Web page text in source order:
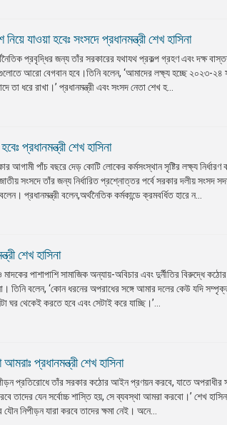
যাওয়া হবেঃ সংসদে প্রধানমন্ত্রী শেখ হাসিনা
প্রবৃদ্ধির জন্য তাঁর সরকারের যথাযথ প্রকল্প গ্রহণ এবং দক্ষ
আরো বেগবান হবে।তিনি বলেন, ‘আমাদের লক্ষ্য হচ্ছে ২০২৩-২৪
তা ধরে রাখা।’ প্রধানমন্ত্রী এবং সংসদ নেতা শেখ হ...
প্রধানমন্ত্রী শেখ হাসিনা
আগামী পাঁচ বছরে দেড় কোটি লোকের কর্মসংস্থান সৃষ্টির লক্ষ্য নির্ধারণ
সংসদে তাঁর জন্য নির্ধারিত প্রশ্নোত্তর পর্বে সরকার দলীয় সংসদ
প্রধানমন্ত্রী বলেন,অর্থনৈতিক কর্মকান্ডে ক্রমবর্ধিত হারে ন...
শেখ হাসিনা
মাদকের পাশাপাশি সামাজিক অন্যায়-অবিচার এবং দুর্নীতির বিরুদ্ধে কঠোর
তিনি বলেন, ‘কোন ধরনের অপরাধের সঙ্গে আমার দলের কেউ যদি
ঘর থেকেই করতে হবে এবং সেটাই করে যাচ্ছি।’...
প্রধানমন্ত্রী শেখ হাসিনা
প্রতিরোধে তাঁর সরকার কঠোর আইন প্রণয়ন করবে, যাতে অপরাধীর
তাদের যেন সর্বোচ্চ শাস্তি হয়, সে ব্যবস্থা আমরা করবো।’ শেখ
নিপীড়ন যারা করবে তাদের ক্ষমা নেই। অনে...